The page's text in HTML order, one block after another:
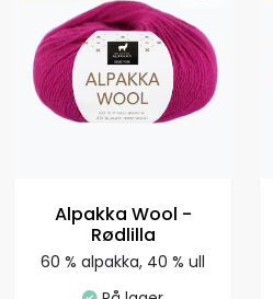
Alpakka Wool -
Rødlilla
60 % alpakka, 40 % ull